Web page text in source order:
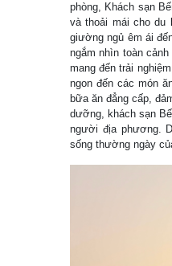
phòng, Khách sạn
và thoải mái cho du
giường ngủ êm ái
ngắm nhìn toàn
mang đến trải
ngon đến các món
bữa ăn đẳng cấp,
dưỡng, khách sạn
người địa phương.
sống thường ngày